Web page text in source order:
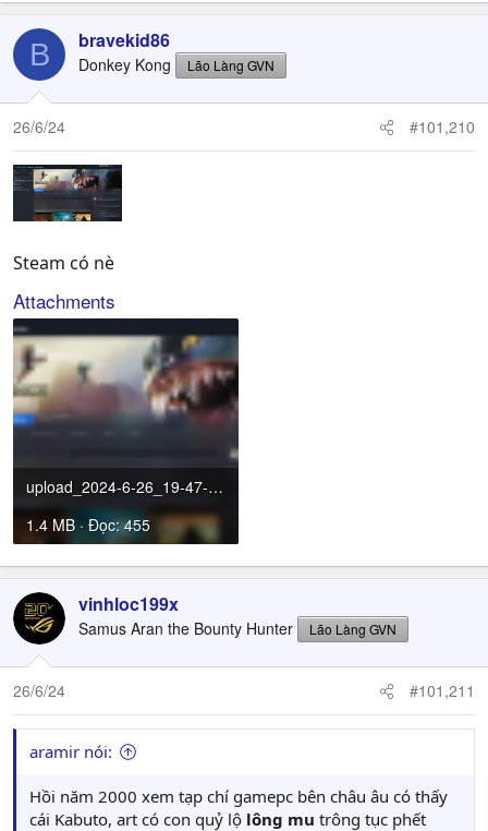
B bravekid86
Donkey Kong Lão Làng GVN
26/6/24 #101,210
Steam có nè
Attachments
upload_2024-6-26_19-47-53.png
1.4 MB · Đọc: 455
vinhloc199x
Samus Aran the Bounty Hunter Lão Làng GVN
26/6/24 #101,211
aramir nói:
Hồi năm 2000 xem tạp chí gamepc bên châu âu có thấy
cái Kabuto, art có con quỷ lộ lông mu trông tục phết